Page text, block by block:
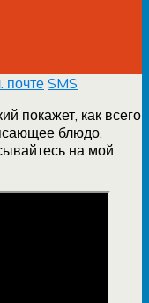
почтеSMS
покажет, как всего
блюдо.
на мой